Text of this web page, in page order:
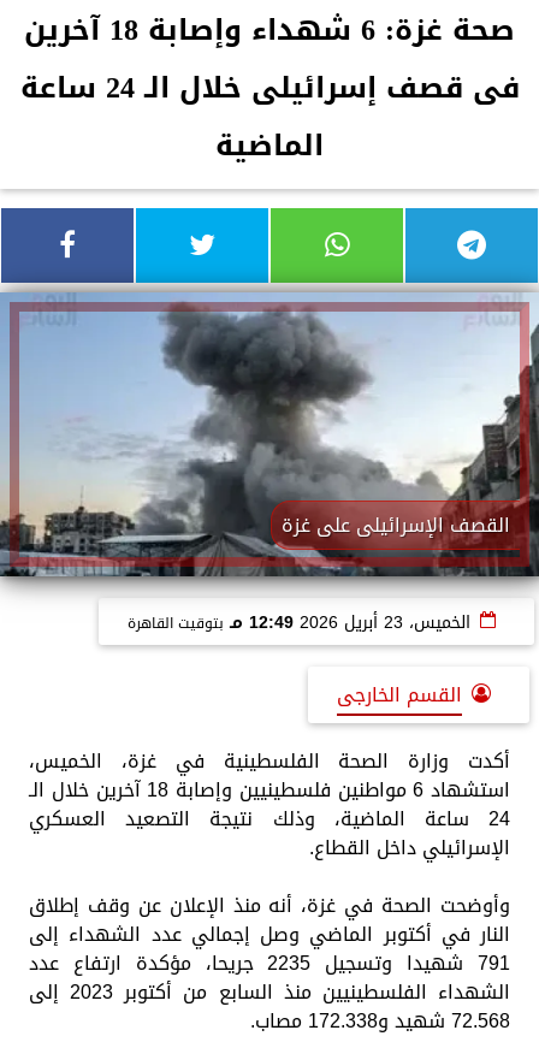
صحة غزة: 6 شهداء وإصابة 18 آخرين
فى قصف إسرائيلى خلال الـ 24 ساعة
الماضية
القصف الإسرائيلى على غزة
الخميس، 23 أبريل 2026 12:49 مـ بتوقيت القاهرة
القسم الخارجى
أكدت وزارة الصحة الفلسطينية في غزة، الخميس،
استشهاد 6 مواطنين فلسطينيين وإصابة 18 آخرين خلال الـ
24 ساعة الماضية، وذلك نتيجة التصعيد العسكري
الإسرائيلي داخل القطاع.
وأوضحت الصحة في غزة، أنه منذ الإعلان عن وقف إطلاق
النار في أكتوبر الماضي وصل إجمالي عدد الشهداء إلى
791 شهيدا وتسجيل 2235 جريحا، مؤكدة ارتفاع عدد
الشهداء الفلسطينيين منذ السابع من أكتوبر 2023 إلى
72.568 شهيد و172.338 مصاب.